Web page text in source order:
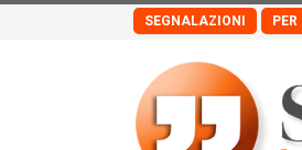
SEGNALAZIONI